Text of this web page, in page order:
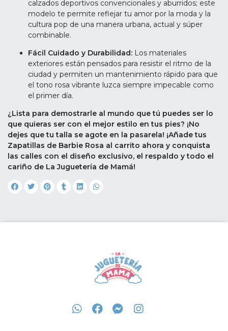
calzados deportivos convencionales y aburridos; este
modelo te permite reflejar tu amor por la moda y la
cultura pop de una manera urbana, actual y súper
combinable.
Fácil Cuidado y Durabilidad: Los materiales
exteriores están pensados para resistir el ritmo de la
ciudad y permiten un mantenimiento rápido para que
el tono rosa vibrante luzca siempre impecable como
el primer día.
¿Lista para demostrarle al mundo que tú puedes ser lo
que quieras ser con el mejor estilo en tus pies? ¡No
dejes que tu talla se agote en la pasarela! ¡Añade tus
Zapatillas de Barbie Rosa al carrito ahora y conquista
las calles con el diseño exclusivo, el respaldo y todo el
cariño de La Juguetería de Mamá!